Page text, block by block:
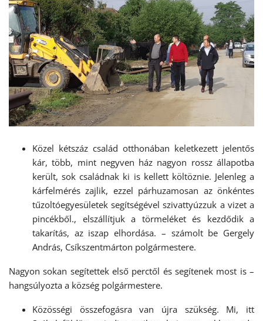
Közel kétszáz család otthonában keletkezett jelentős
kár, több, mint negyven ház nagyon rossz állapotba
került, sok családnak ki is kellett költöznie. Jelenleg a
kárfelmérés zajlik, ezzel párhuzamosan az önkéntes
tűzoltóegyesületek segítségével szivattyúzzuk a vizet a
pincékből., elszállítjuk a törmeléket és kezdődik a
takarítás, az iszap elhordása. – számolt be Gergely
András, Csíkszentmárton polgármestere.
Nagyon sokan segítettek első perctől és segítenek most is –
hangsúlyozta a község polgármestere.
Közösségi összefogásra van újra szükség. Mi, itt